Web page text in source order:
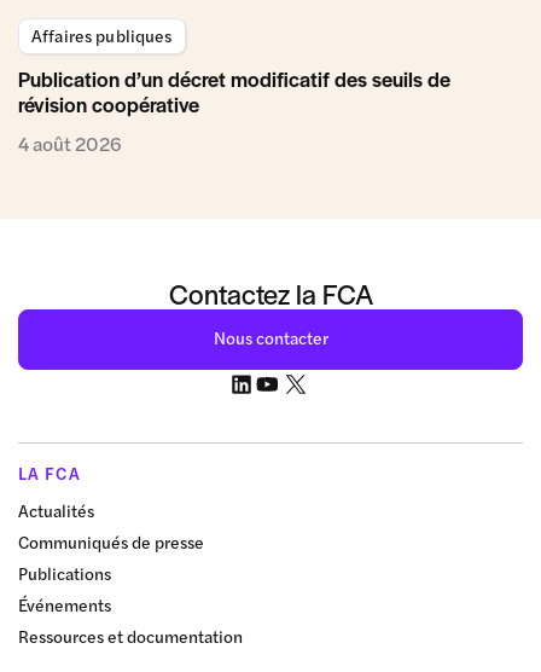
Affaires publiques
Publication d’un décret modificatif des seuils de
révision coopérative
4 août 2026
Contactez la FCA
Nous contacter
LA FCA
Actualités
Communiqués de presse
Publications
Événements
Ressources et documentation